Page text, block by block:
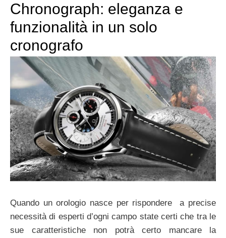
Chronograph: eleganza e
funzionalità in un solo
cronografo
Quando un orologio nasce per rispondere a precise
necessità di esperti d’ogni campo state certi che tra le
sue caratteristiche non potrà certo mancare la